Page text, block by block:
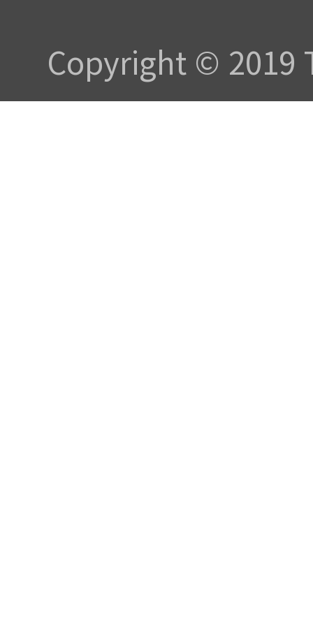
Copyright © 2019